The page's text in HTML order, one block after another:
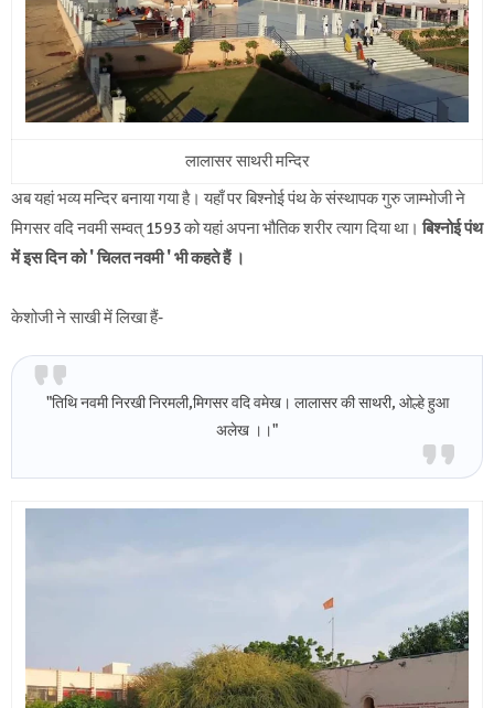
लालासर साथरी मन्दिर
अब यहां भव्य मन्दिर बनाया गया है। यहाँ पर बिश्नोई पंथ के संस्थापक गुरु जाम्भोजी ने
मिगसर वदि नवमी सम्वत् 1593 को यहां अपना भौतिक शरीर त्याग दिया था। बिश्नोई पंथ
में इस दिन को ' चिलत नवमी ' भी कहते हैं ।
केशोजी ने साखी में लिखा हैं-
"तिथि नवमी निरखी निरमली,मिगसर वदि वमेख। लालासर की साथरी, ओल्हे हुआ
अलेख ।।"